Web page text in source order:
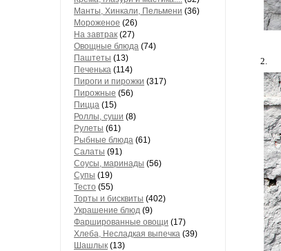
Манты, Хинкали, Пельмени (36)
Мороженое (26)
На завтрак (27)
Овощные блюда (74)
Паштеты (13)
Печенька (114)
Пироги и пирожки (317)
Пирожные (56)
Пицца (15)
Роллы, суши (8)
Рулеты (61)
Рыбные блюда (61)
Салаты (91)
Соусы, маринады (56)
Супы (19)
Тесто (55)
Торты и бисквиты (402)
Украшение блюд (9)
Фаршированные овощи (17)
Хлеба, Несладкая выпечка (39)
Шашлык (13)
2.